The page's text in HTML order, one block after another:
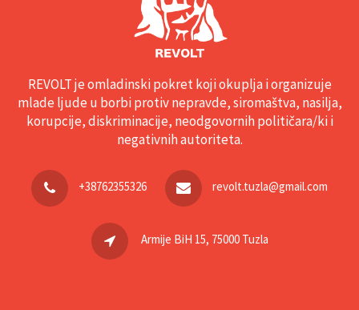
REVOLT je omladinski pokret koji okuplja i organizuje
mlade ljude u borbi protiv nepravde, siromaštva, nasilja,
korupcije, diskriminacije, neodgovornih političara/ki i
negativnih autoriteta.
+38762355326 revolt.tuzla@gmail.com
Armije BiH 15, 75000 Tuzla